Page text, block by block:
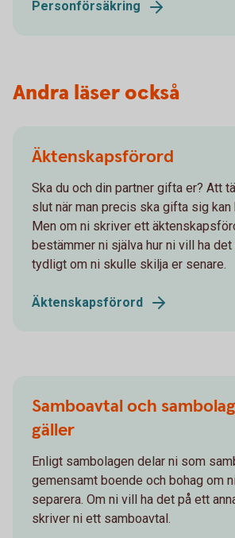
Personförsäkring
Andra läser också
Äktenskapsförord
Ska du och din partner gifta er? Att
slut när man precis ska gifta sig kan
Men om ni skriver ett
bestämmer ni själva hur ni vill ha
tydligt om ni skulle skilja er senare.
Äktenskapsförord
Samboavtal och
gäller
Enligt sambolagen delar ni som
gemensamt boende och bohag om
separera. Om ni vill ha det på ett
skriver ni ett samboavtal.